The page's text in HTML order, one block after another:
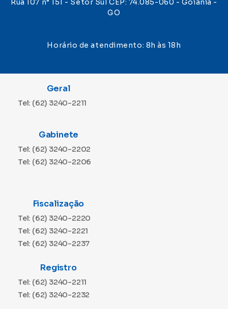
Rua 107 n° 151 - Setor Sul CEP: 74.085-060 - Goiânia -
GO
Horário de atendimento: 8h às 18h
Geral
Tel: (62) 3240-2211
Gabinete
Tel: (62) 3240-2202
Tel: (62) 3240-2206
Fiscalização
Tel: (62) 3240-2220
Tel: (62) 3240-2221
Tel: (62) 3240-2237
Registro
Tel: (62) 3240-2211
Tel: (62) 3240-2232